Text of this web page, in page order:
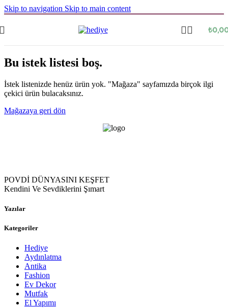
Skip to navigation Skip to main content
₺
Bu istek listesi boş.
İstek listenizde henüz ürün yok. "Mağaza" sayfamızda birçok ilgi
çekici ürün bulacaksınız.
Mağazaya geri dön
POVDİ DÜNYASINI KEŞFET
Kendini Ve Sevdiklerini Şımart
Yazılar
Kategoriler
Hediye
Aydınlatma
Antika
Fashion
Ev Dekor
Mutfak
El Yapımı